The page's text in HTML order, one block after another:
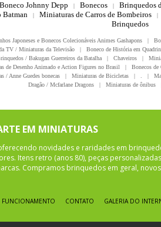
Boneco Johnny Depp | Bonecos | Brinquedos
Batman | Miniaturas de Carros de Bombeiros |
Brinquedos
Japoneses e Bonecos Colecionáveis Animes Gashapons |
TV / Miniaturas da Televisão | Boneco de História em
/ Bakugan Guerreiros da Batalha | Chaveiros |
de Desenho Animado e Action Figures no Brasil | Bonecos de
/ Anne Guedes bonecas | Miniaturas de Bicicletas | |
Dragão / Mcfarlane Dragons
| Miniaturas de ônibus
EM MINIATURAS
novidades e raridades em
Itens retro (anos 80), peças
Compramos brinquedos em geral,
FUNCIONAMENTO CONTATO GALERIA DO